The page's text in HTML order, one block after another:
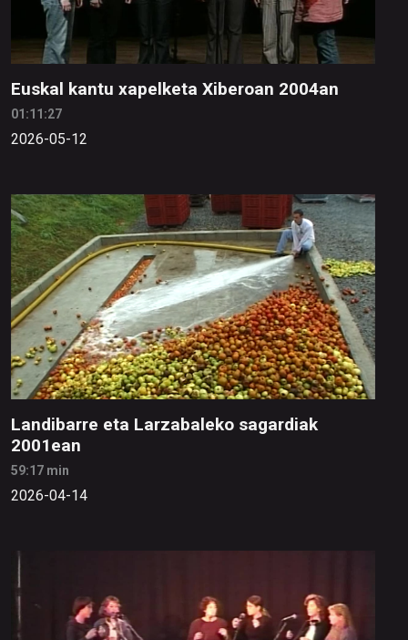
Euskal kantu xapelketa Xiberoan 2004an
01:11:27
2026-05-12
Landibarre eta Larzabaleko sagardiak
2001ean
59:17 min
2026-04-14